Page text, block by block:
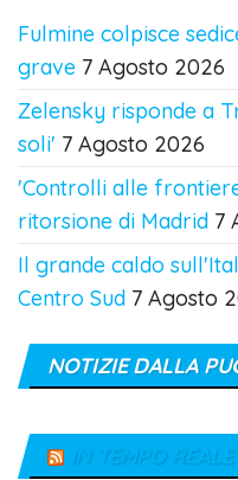
Fulmine colpisce
grave 7 Agosto 2026
Zelensky risponde a
soli' 7 Agosto 2026
'Controlli alle
ritorsione di Madrid 7
Il grande caldo
Centro Sud 7 Agosto
NOTIZIE DALLA
IN TEMPO REALE